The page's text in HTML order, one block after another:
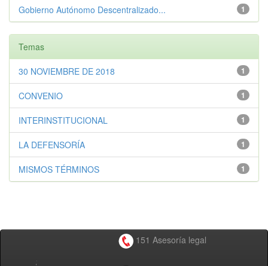
1
Gobierno Autónomo Descentralizado...
Temas
1
30 NOVIEMBRE DE 2018
1
CONVENIO
1
INTERINSTITUCIONAL
1
LA DEFENSORÍA
1
MISMOS TÉRMINOS
151 Asesoría legal